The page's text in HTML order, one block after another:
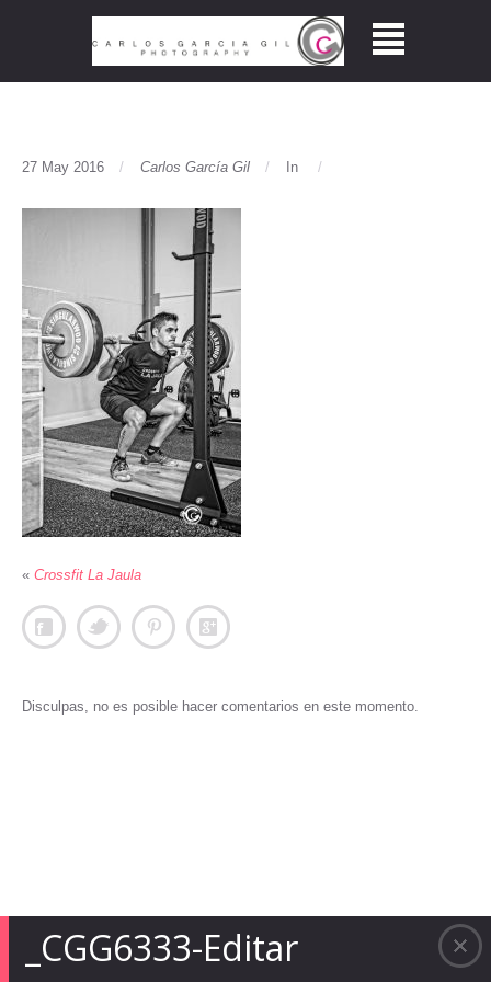
_CGG6333-Editar
27 May 2016 Carlos García Gil In
« Crossfit La Jaula
Disculpas, no es posible hacer comentarios en este momento.